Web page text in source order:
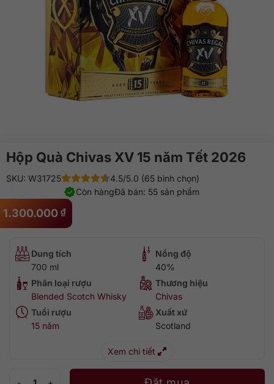
Hộp Quà Chivas XV 15 năm Tết 2026
1.300.000 ₫
SKU: W31725
4.5/5.0 (65 bình chọn)
Đã bán: 55 sản phẩm
Còn hàng
Dung tích
700 ml
Nồng độ
40%
Phân loại rượu
Blended Scotch Whisky
Thương hiệu
Chivas
Tuổi rượu
15 năm
Xuất xứ
Scotland
Xem chi tiết
Hộp Quà Chivas XV 15 năm Tết 2026 số lượng